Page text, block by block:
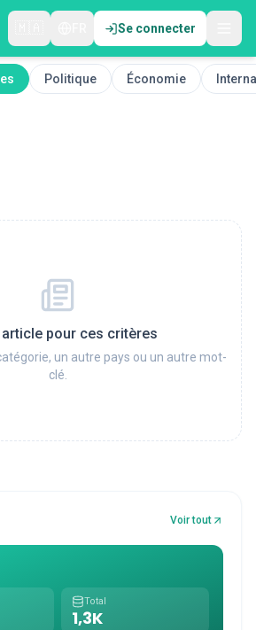
Se connecter
Politique Économie
pour ces critères
un autre pays ou un autre mot-
clé.
Voir tout
Total
1,3K